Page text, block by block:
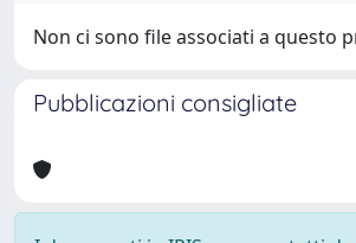
Non ci sono file associati a questo
Pubblicazioni consigliate